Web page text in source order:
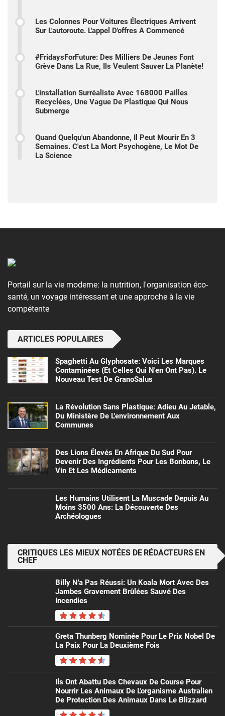
Les Colonnes Pour Voitures Électriques Arrivent
Sur L'autoroute. L'appel D'offres A Commencé
#FridaysForFuture: Des Milliers De Jeunes Font
Grève Dans La Rue, Ils Veulent Sauver La Planète!
L'installation Surréaliste Avec 168000 Pailles
Recyclées, Une Vague De Plastique Qui Nous
Submerge
Quand Quelqu'un Abandonne, Il Peut Mourir En 3
Semaines. C'est La Mort Psychogène, Le Mot De
La Science
Portail sur la vie moderne: la nutrition, l'organisation éco-
santé, un voyage intéressant et une approche à la vie
compétente
ARTICLES POPULAIRES
Spaghetti Au Glyphosate: Voici Les Marques
Contaminées (et Celles Qui N'en Ont Pas). Le
Nouveau Test De GranoSalus
La Révolution Sans Plastique: Adieu Au Jetable,
Du Ministère De L'environnement Aux
Communes
Des Lions Élevés En Afrique Du Sud Pour
Devenir Des Ingrédients Pour Les Bonbons, Le
Vin Et Les Médicaments
Les Humains Utilisent La Muscade Depuis Au
Moins 3500 Ans: La Découverte Des
Archéologues
CRITIQUES LES MIEUX NOTÉES DE RÉDACTEURS EN
CHEF
Billy N'a Pas Réussi: Un Koala Mort Avec Des
Jambes Gravement Brûlées Sauvé Des
Incendies
Greta Thunberg Nominée Pour Le Prix Nobel De
La Paix Pour La Deuxième Fois
Ils Ont Abattu Des Chevaux De Course Pour
Nourrir Les Animaux De L'organisme Australien
De Protection Des Animaux Dans Le Blizzard